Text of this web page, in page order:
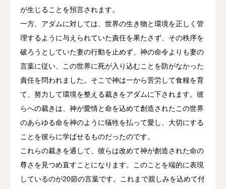
が生じることを預言されます。
一方、アダムに対しては、世界の生き物と環境を正しく管
理するように与えられていた責任を果たさず、その秩序を
破ろうとしていた妻の行動を止めず、神の命令よりも妻の
言葉に従い、この世界に死が入り込むことを防がなかった
責任を問われました。そこで神は一から苦労して食糧を育
て、努力して環境を整える裁きをアダムに下されます。彼
らへの裁きは、神が愛情と命を込めて創造されたこの世界
のあらゆる命を神のように犠牲を払って愛し、大切にする
ことを彼らに学ばせるものだったのです。
これらの裁きを通して、彼らは改めて神が創造された命の
尊さを見つめ直すことになります。このことを端的に表現
しているのが20節の言葉です。これまで親しみを込めて付